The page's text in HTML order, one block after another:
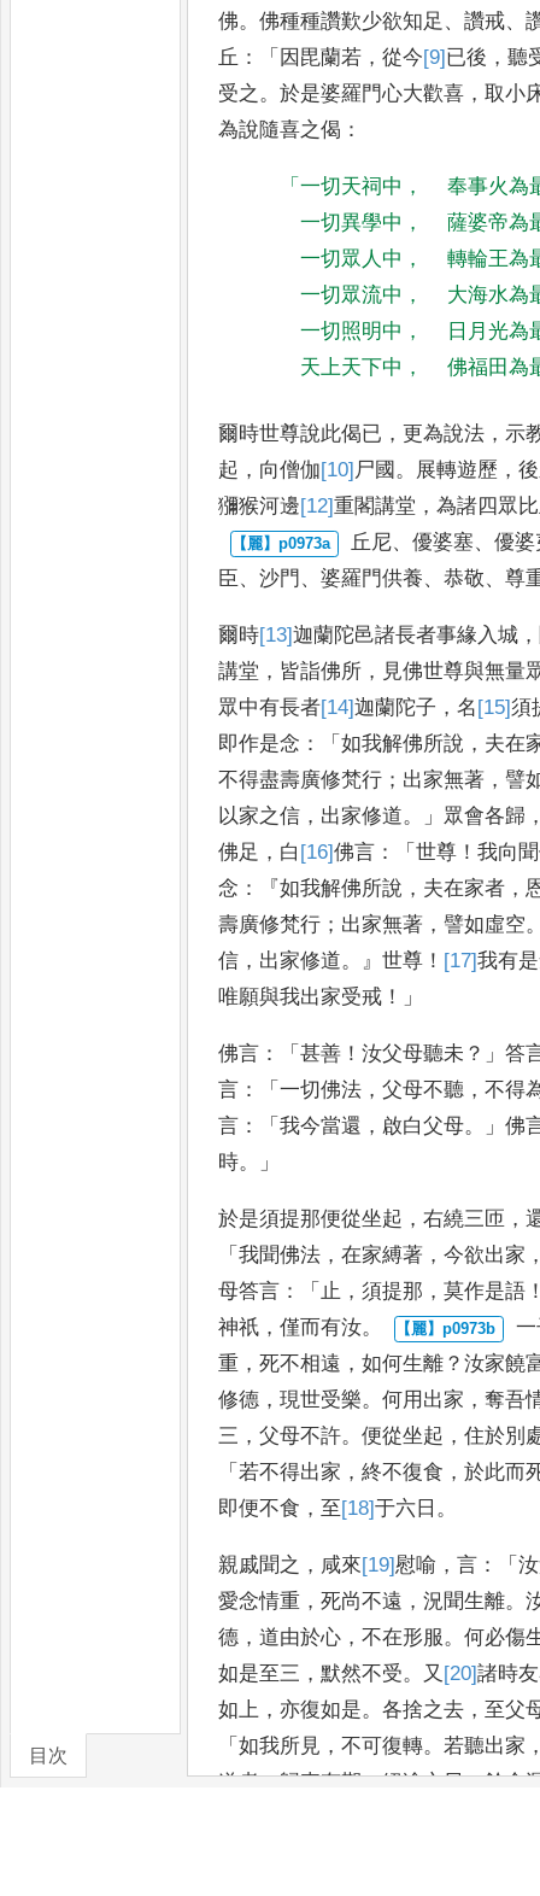
目次
佛。佛種種讚歎少欲知足 、讚戒、
丘 ：「 因毘蘭若 ，從今[9]已後 ，聽
受之 。於是婆羅門心大歡喜 ，取小
為說隨喜之偈 ：
「一切天祠中 ，
奉事火為
一切異學中 ，
薩婆帝為
一切眾人中 ，
轉輪王為
一切眾流中 ，
大海水為
一切照明中 ，
日月光為
天上天下中 ， 佛福田為
爾時世尊說此偈已 ， 更為說法 ，示
起 ， 向僧伽[10] 尸 國 。 展轉遊歷 ，
獼猴河邊[12]重閣講堂 ，為諸四眾
丘尼、優婆塞、優婆
臣 、沙門 、婆羅門供養、恭敬、尊
爾時[13]迦蘭陀邑諸長者事緣入城 ，
講堂 ， 皆詣佛所 ， 見佛世尊與無量
眾中有長者[14]迦蘭陀子 ，名 [15]須
即作是念 ：「如我解佛所說 ， 夫在
不得盡壽廣修梵行 ； 出家無著 ，譬
以家之信 ， 出家修道。」 眾會各歸
佛足 ， 白 [16]佛言 ：「世尊 ！我向
念 ：『如我解佛所說 ， 夫在家者 ，
壽廣修梵行 ； 出家無著 ，譬如虛空
信 ， 出家修道。』世尊 ！ [17]我有是
唯願與我出家受戒 ！」
佛言 ：「甚善 ！汝父母聽未 ？」答
言 ：「一切佛法 ，父母不聽 ，不得
言 ：「我今當還 ， 啟白父母。」佛
時。」
於是須提那便從坐起 ，右繞三匝 ，
「我聞佛法 ，在家縛著 ，今欲出家
母答言 ：「止 ，須提那 ，莫作是語
神祇 ，僅而有汝。
重 ，死不相遠 ，如何生離 ？汝家饒
修德 ，現世受樂。何用 出家 ，奪吾
三 ，父母不許。便從坐起 ，住於別
「若不得出家 ，終不復食 ，於此而
即便不食 ， 至 [18]于六 日 。
親戚聞之 ， 咸來[19]慰喻 ，言 ：「
愛念情重 ，死尚不遠 ，況聞生離。
德 ，道由於心 ，不在形服。何必傷
如是至三 ，默然不受。 又 [20]諸時
如上 ，亦復如是。各捨之去 ， 至父
「如我所見 ，不可復轉。若聽出家
道者，歸來有期。絕飡六日，餘命